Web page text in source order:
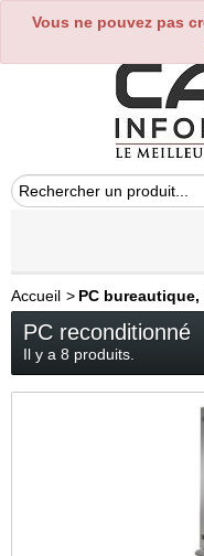
Vous ne pouvez pas
Accueil > PC bureautique,
PC reconditionné
Il y a 8 produits.